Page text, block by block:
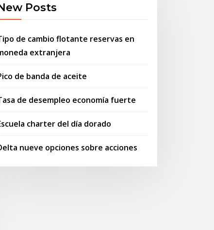
Posts
de cambio flotante reservas en
extranjera
de banda de aceite
de desempleo economía fuerte
charter del día dorado
nueve opciones sobre acciones